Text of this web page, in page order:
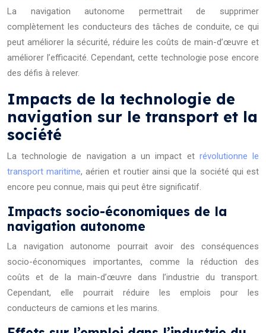
La navigation autonome permettrait de supprimer
complètement les conducteurs des tâches de conduite, ce qui
peut améliorer la sécurité, réduire les coûts de main-d’œuvre et
améliorer l’efficacité. Cependant, cette technologie pose encore
des défis à relever.
Impacts de la technologie de
navigation sur le transport et la
société
La technologie de navigation a un impact et révolutionne le
transport maritime, aérien et routier ainsi que la société qui est
encore peu connue, mais qui peut être significatif.
Impacts socio-économiques de la
navigation autonome
La navigation autonome pourrait avoir des conséquences
socio-économiques importantes, comme la réduction des
coûts et de la main-d’œuvre dans l’industrie du transport.
Cependant, elle pourrait réduire les emplois pour les
conducteurs de camions et les marins.